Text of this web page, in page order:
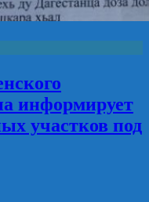
информирует
участков под